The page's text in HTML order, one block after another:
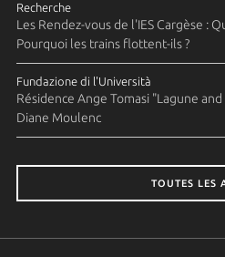
Recherche
Les Rendez-vous de l'IES Cargèse :
Pourquoi les trains flottent-ils ?
Fundazione di l'Università
Résidence Ange Tomasi "Lagune
Diane Moulenc
TOUTES LES